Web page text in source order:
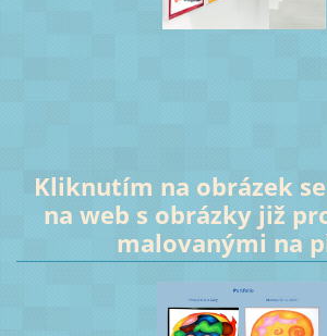
Kliknutím na obrázek
na web s obrázky již
malovanými na